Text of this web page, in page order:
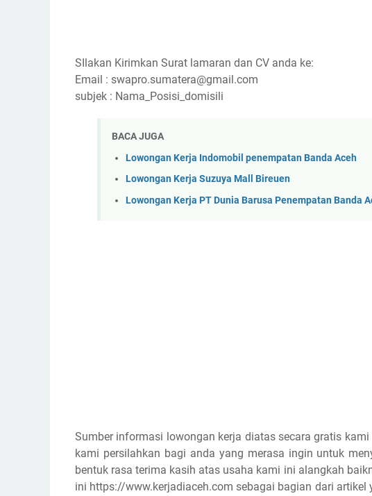
SIlakan Kirimkan Surat lamaran dan CV anda ke:
Email : swapro.sumatera@gmail.com
subjek : Nama_Posisi_domisili
BACA JUGA
Lowongan Kerja Indomobil penempatan Banda Aceh
Lowongan Kerja Suzuya Mall Bireuen
Lowongan Kerja PT Dunia Barusa Penempatan Banda
Sumber informasi lowongan kerja diatas secara gratis
kami persilahkan bagi anda yang merasa ingin untuk
bentuk rasa terima kasih atas usaha kami ini alangkah
ini https://www.kerjadiaceh.com sebagai bagian dari